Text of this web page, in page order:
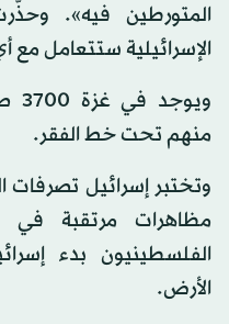
المتورطين فيه».
الإسرائيلية ستتعامل مع
منهم تحت خط الفقر.
وتختبر إسرائيل
مظاهرات مرتقبة في
الفلسطينيون بدء
الأرض.